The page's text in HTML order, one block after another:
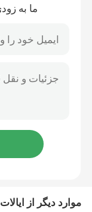
ما به
موارد دیگر از